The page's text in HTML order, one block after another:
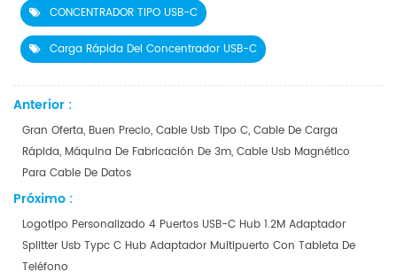
CONCENTRADOR TIPO USB-C
Carga Rápida Del Concentrador USB-C
Anterior :
Gran Oferta, Buen Precio, Cable Usb Tipo C, Cable De Carga
Rápida, Máquina De Fabricación De 3m, Cable Usb Magnético
Para Cable De Datos
Próximo :
Logotipo Personalizado 4 Puertos USB-C Hub 1.2M Adaptador
Splitter Usb Typc C Hub Adaptador Multipuerto Con Tableta De
Teléfono